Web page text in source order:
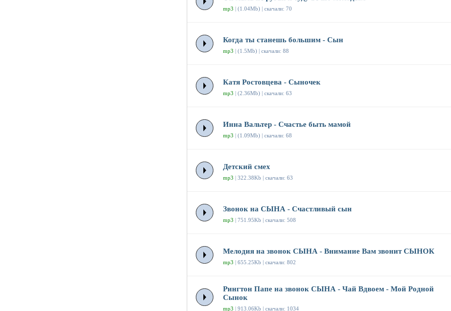
mp3 | (1.04Mb) | скачали: 70
Когда ты станешь большим - Сын
mp3 | (1.5Mb) | скачали: 88
Катя Ростовцева - Сыночек
mp3 | (2.36Mb) | скачали: 63
Инна Вальтер - Счастье быть мамой
mp3 | (1.09Mb) | скачали: 68
Детский смех
mp3 | 322.38Kb | скачали: 63
Звонок на СЫНА - Счастливый сын
mp3 | 751.95Kb | скачали: 508
Мелодия на звонок СЫНА - Внимание Вам звонит СЫНОК
mp3 | 655.25Kb | скачали: 802
Рингтон Папе на звонок СЫНА - Чай Вдвоем - Мой Родной
Сынок
mp3 | 913.06Kb | скачали: 1034